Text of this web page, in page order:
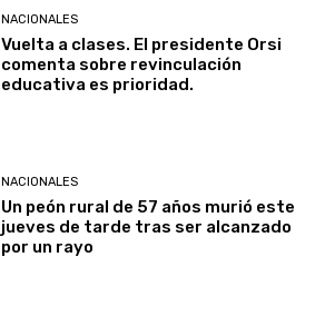
NACIONALES
Vuelta a clases. El presidente Orsi
comenta sobre revinculación
educativa es prioridad.
NACIONALES
Un peón rural de 57 años murió este
jueves de tarde tras ser alcanzado
por un rayo